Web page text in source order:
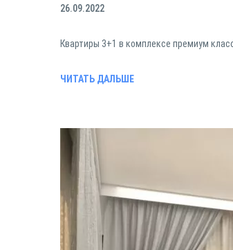
26.09.2022
Квартиры 3+1 в комплексе премиум
ЧИТАТЬ ДАЛЬШЕ